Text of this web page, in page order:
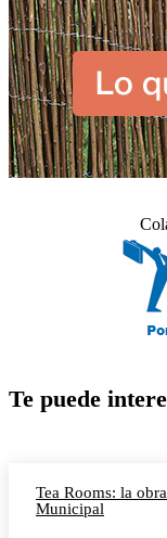
Te puede
Tea Rooms: la
Municipal